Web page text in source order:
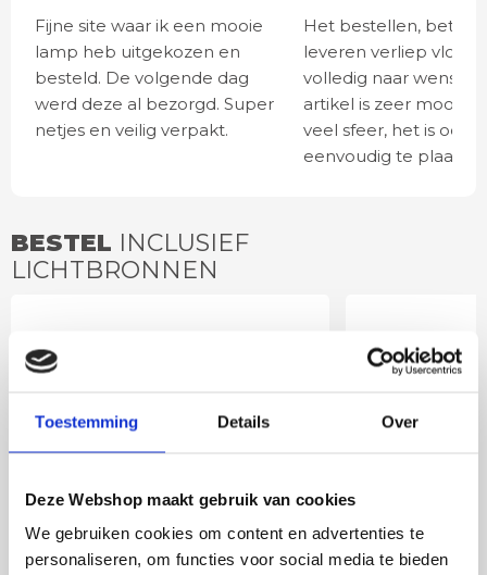
Toestemming Details Over
Deze Webshop maakt gebruik van cookies
We gebruiken cookies om content en advertenties te
personaliseren, om functies voor social media te bieden
Fijne site waar ik een mooie
lamp heb uitgekozen en
besteld. De volgende dag
werd deze al bezorgd. Super
netjes en veilig verpakt.
Het bestellen,
leveren verliep vlot en
volledig naar wens.
artikel is zeer mooi
veel sfeer, het is ook
eenvoudig te
BESTEL INCLUSIEF
LICHTBRONNEN
LED lamp 6 watt E27
smoke 3-standen
LED
goud 3-